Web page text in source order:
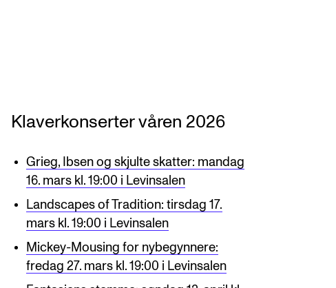
Klaverkonserter våren 2026
Grieg, Ibsen og skjulte skatter: mandag
16. mars kl. 19:00 i Levinsalen
Landscapes of Tradition: tirsdag 17.
mars kl. 19:00 i Levinsalen
Mickey-Mousing for nybegynnere:
fredag 27. mars kl. 19:00 i Levinsalen